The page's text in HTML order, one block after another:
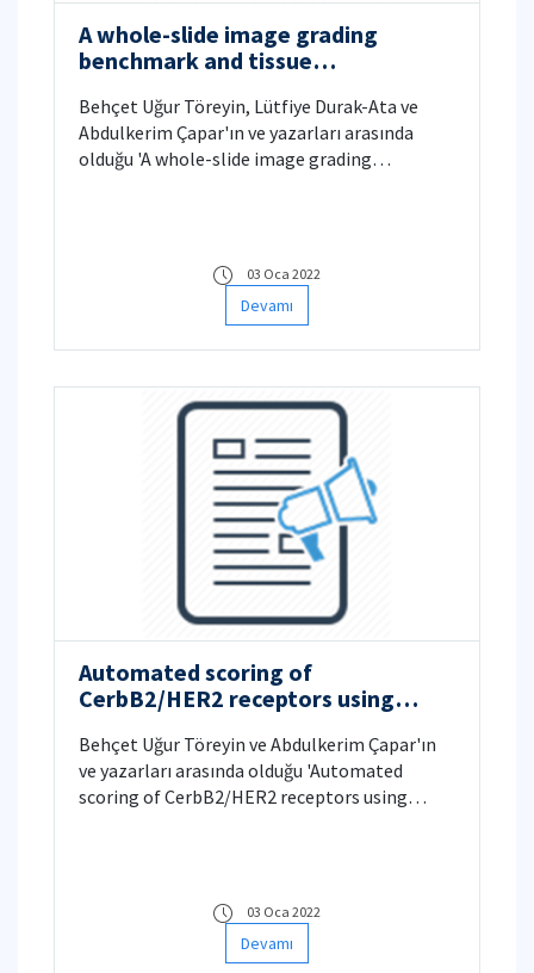
A whole-slide image grading
benchmark and tissue
precursor lesions with inter-
observer variability
Behçet Uğur Töreyin, Lütfiye Durak-Ata ve
Abdulkerim Çapar'ın ve yazarları arasında
olduğu 'A whole-slide image grading
Biological Engineering & Computing'
dergisinde 2021 yılında yayınlanmıştır.
03 Oca 2022
Devamı
Automated scoring of
CerbB2/HER2 receptors using
immunohistochemistry breast
cancer tissue images
Behçet Uğur Töreyin ve Abdulkerim Çapar'ın
ve yazarları arasında olduğu 'Automated
scoring of CerbB2/HER2 receptors using
Processing and Control' dergisinde 2021
yılında yayınlanmıştır.
03 Oca 2022
Devamı